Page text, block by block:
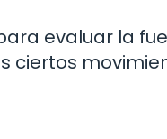
evaluar la
ciertos